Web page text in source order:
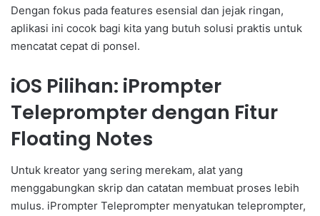
Dengan fokus pada features esensial dan jejak ringan,
aplikasi ini cocok bagi kita yang butuh solusi praktis untuk
mencatat cepat di ponsel.
iOS Pilihan: iPrompter
Teleprompter dengan Fitur
Floating Notes
Untuk kreator yang sering merekam, alat yang
menggabungkan skrip dan catatan membuat proses lebih
mulus. iPrompter Teleprompter menyatukan teleprompter,